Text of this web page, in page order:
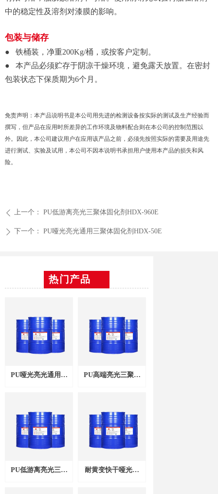
中的稳定性及溶剂对漆膜的影响。
包装与储存
● 铁桶装，净重200Kg/桶，或按客户定制。
● 本产品必须贮存于阴凉干燥环境，避免露天放置。在密封
包装状态下保质期为6个月。
免责声明：本产品说明书是本公司用先进的检测设备按实际的测试及生产经验而
撰写，但产品在应用时所差异的工作环境及物料配合则在本公司的控制范围以
外。因此，本公司建议用户在应用该产品之前，必须先按照实际的需要及用途先
进行测试、实验及试用，本公司不因本说明书承担用户使用本产品的损失和风
险。
ꄴ 上一个： PU低游离亮光三聚体固化剂HDX-960E
ꄲ 下一个： PU哑光亮光通用三聚体固化剂HDX-50E
热门产品
PU哑光亮光通用三
PU高端亮光三聚体
PU低游离亮光三聚
耐黄变快干哑光型